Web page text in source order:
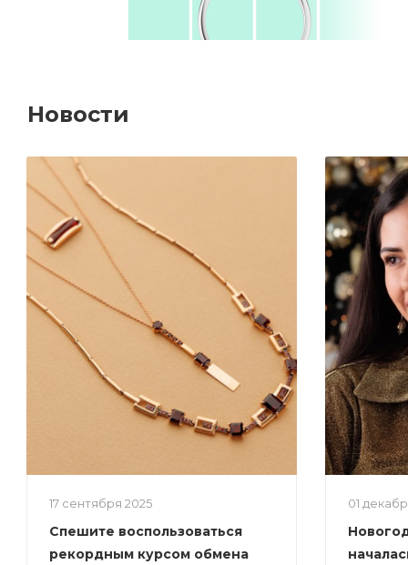
Новости
17 сентября 2025
Спешите воспользоваться
рекордным курсом обмена
01